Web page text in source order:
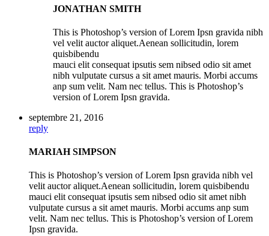
JONATHAN SMITH
This is Photoshop’s version of Lorem Ipsn gravida nibh
vel velit auctor aliquet.Aenean sollicitudin, lorem
quisbibendu
mauci elit consequat ipsutis sem nibsed odio sit amet
nibh vulputate cursus a sit amet mauris. Morbi accums
anp sum velit. Nam nec tellus. This is Photoshop’s
version of Lorem Ipsn gravida.
septembre 21, 2016
reply
MARIAH SIMPSON
This is Photoshop’s version of Lorem Ipsn gravida nibh vel
velit auctor aliquet.Aenean sollicitudin, lorem quisbibendu
mauci elit consequat ipsutis sem nibsed odio sit amet nibh
vulputate cursus a sit amet mauris. Morbi accums anp sum
velit. Nam nec tellus. This is Photoshop’s version of Lorem
Ipsn gravida.